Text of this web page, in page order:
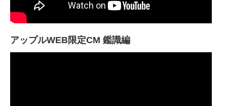
アップルWEB限定CM 鑑識編